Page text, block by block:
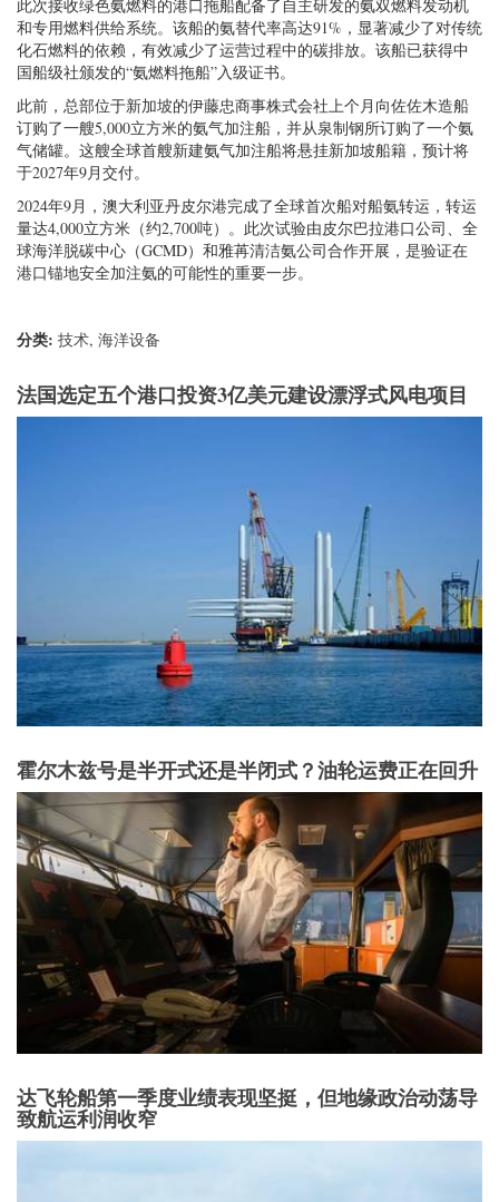
此次接收绿色氨燃料的港口拖船配备了自主研发的氨双燃料发动机
和专用燃料供给系统。该船的氨替代率高达91%，显著减少了对传统
化石燃料的依赖，有效减少了运营过程中的碳排放。该船已获得中
国船级社颁发的“氨燃料拖船”入级证书。
此前，总部位于新加坡的伊藤忠商事株式会社上个月向佐佐木造船
订购了一艘5,000立方米的氨气加注船，并从泉制钢所订购了一个氨
气储罐。这艘全球首艘新建氨气加注船将悬挂新加坡船籍，预计将
于2027年9月交付。
2024年9月，澳大利亚丹皮尔港完成了全球首次船对船氨转运，转运
量达4,000立方米（约2,700吨）。此次试验由皮尔巴拉港口公司、全
球海洋脱碳中心（GCMD）和雅苒清洁氨公司合作开展，是验证在
港口锚地安全加注氨的可能性的重要一步。
分类: 技术, 海洋设备
法国选定五个港口投资3亿美元建设漂浮式风电项目
霍尔木兹号是半开式还是半闭式？油轮运费正在回升
达飞轮船第一季度业绩表现坚挺，但地缘政治动荡导
致航运利润收窄